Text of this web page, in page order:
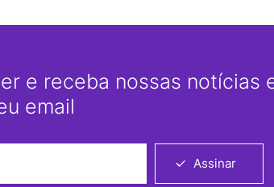
e receba nossas notícias
email
Assinar